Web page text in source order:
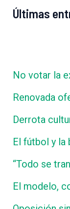
Últimas
No votar la
Renovada
Derrota
El fútbol y la
“Todo se
El modelo,